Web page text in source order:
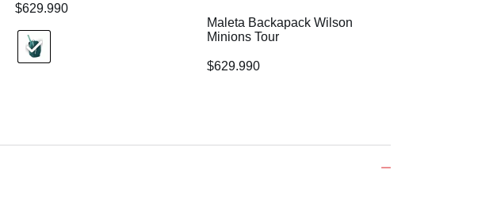
$629.990
Maleta Backapack Wilson
Minions Tour
$629.990